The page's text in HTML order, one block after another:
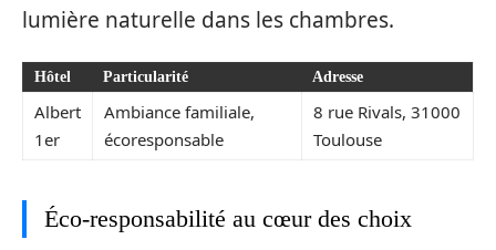
lumière naturelle dans les chambres.
Hôtel Particularité Adresse
Albert
1er
Ambiance familiale,
écoresponsable
8 rue Rivals, 31000
Toulouse
Éco-responsabilité au cœur des choix